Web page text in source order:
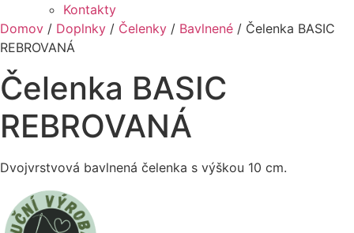
Kontakty
Domov / Doplnky / Čelenky / Bavlnené / Čelenka BASIC
REBROVANÁ
Čelenka BASIC
REBROVANÁ
Dvojvrstvová bavlnená čelenka s výškou 10 cm.